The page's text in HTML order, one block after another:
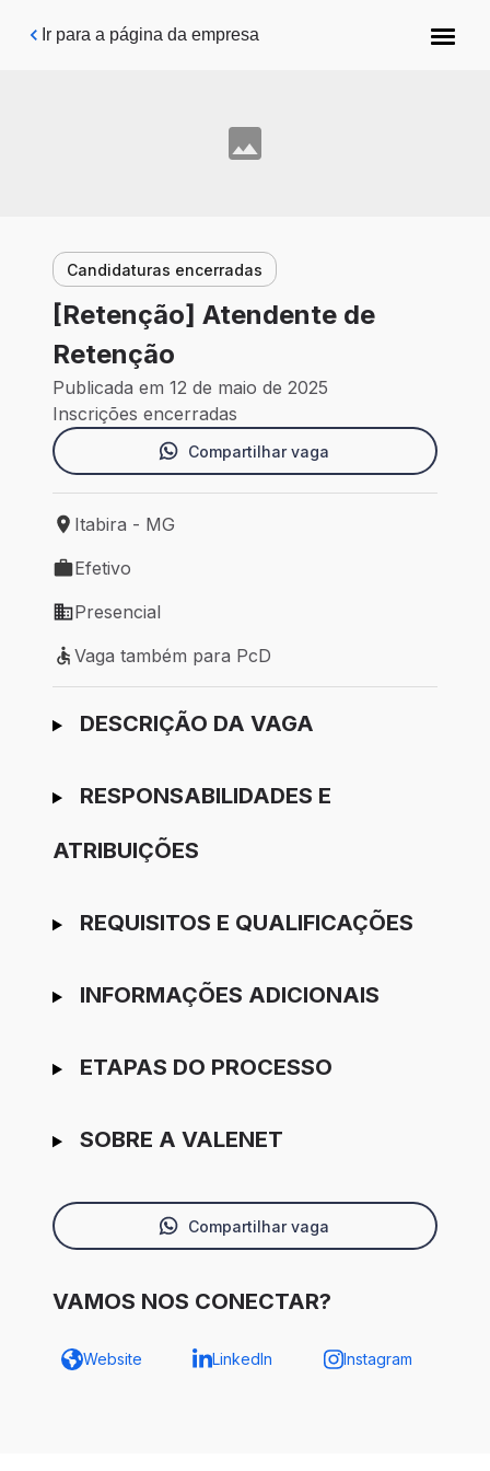
Pular para o conteúdo principal
Ir para a página da empresa
Candidaturas encerradas
[Retenção] Atendente de
Retenção
Publicada em 12 de maio de 2025
Inscrições encerradas
Compartilhar vaga
Local de trabalho: Itabira - MG
Itabira - MG
Tipo de vaga: Efetivo
Efetivo
Modelo de trabalho: Presencial
Presencial
Vaga também para PcD
Vaga também para PcD
Ir para candidatura
DESCRIÇÃO DA VAGA
RESPONSABILIDADES E
ATRIBUIÇÕES
REQUISITOS E QUALIFICAÇÕES
INFORMAÇÕES ADICIONAIS
ETAPAS DO PROCESSO
SOBRE A VALENET
Compartilhar vaga
VAMOS NOS CONECTAR?
Website LinkedIn Instagram